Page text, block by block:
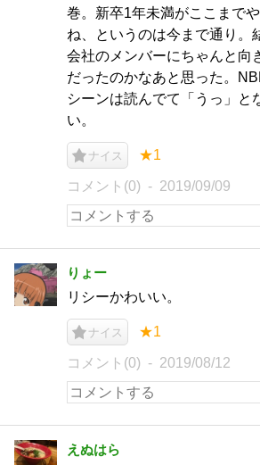
巻。新卒1年未満がここまで
ね、というのは今まで通り。
会社のメンバーにちゃんと向
だったのかなあと思った。
シーンは読んでて「うっ」と
い。
ナイス ★1
コメント(0) 2019/09/09
りょー
リシーかわいい。
ナイス ★1
コメント(0) 2019/08/12
えぬはら